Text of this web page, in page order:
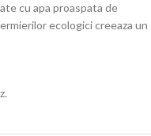
cu apa proaspata de
ecologici creeaza un